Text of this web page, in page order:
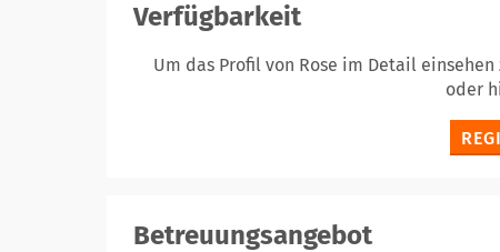
Verfügbarkeit
Um das Profil von Rose im Detail
oder
Betreuungsangebot